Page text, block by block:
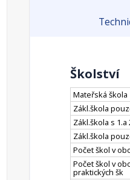
Školství
Mateřská škola
Zákl.škola
Zákl.škola s 1.a
Zákl.škola
Počet škol v
Počet škol v
praktických šk